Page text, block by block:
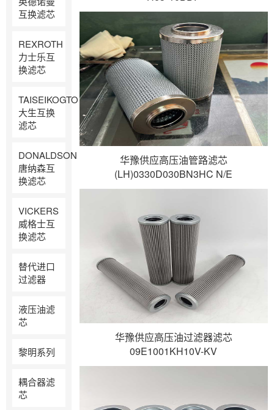
互换滤芯
REXROTH
力士乐互
换滤芯
TAISEIKOGTO
大生互换
滤芯
DONALDSON
唐纳森互
换滤芯
VICKERS
威格士互
换滤芯
替代进口
过滤器
液压油滤
芯
黎明系列
耦合器滤
芯
华豫供应高压油管路滤芯
(LH)0330D030BN3HC N/E
华豫供应高压油过滤器滤芯
09E1001KH10V-KV